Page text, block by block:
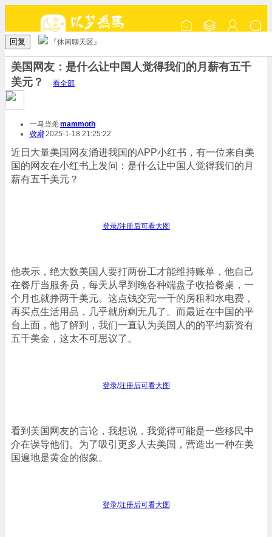
回复 『休闲聊天区』
美国网友：是什么让中国人觉得我们的月薪有五千
美元？
看全部
一马当先 mammoth
收藏2025-1-18 21:25:22
近日大量美国网友涌进我国的APP小红书，有一位来自美
国的网友在小红书上发问：是什么让中国人觉得我们的月
薪有五千美元？
登录/注册后可看大图
他表示，绝大数美国人要打两份工才能维持账单，他自己
在餐厅当服务员，每天从早到晚各种端盘子收拾餐桌，一
个月也就挣两千美元。这点钱交完一千的房租和水电费，
再买点生活用品，几乎就所剩无几了。而最近在中国的平
台上面，他了解到，我们一直认为美国人的的平均薪资有
五千美金，这太不可思议了。
登录/注册后可看大图
看到美国网友的言论，我想说，我觉得可能是一些移民中
介在误导他们。为了吸引更多人去美国，营造出一种在美
国遍地是黄金的假象。
登录/注册后可看大图